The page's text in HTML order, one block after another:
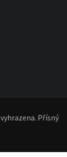
Přísný